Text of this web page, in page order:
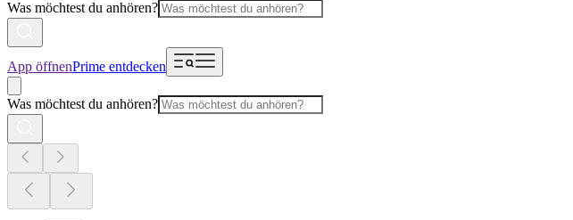
Was möchtest du anhören?
App öffnenPrime entdecken
Was möchtest du anhören?